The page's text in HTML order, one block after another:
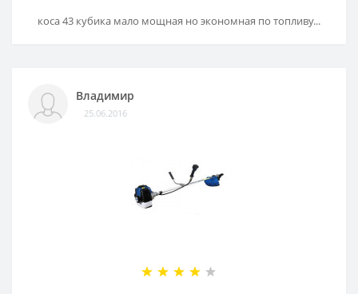
коса 43 кубика мало мощная но экономная по топливу...
Владимир
25.06.2016